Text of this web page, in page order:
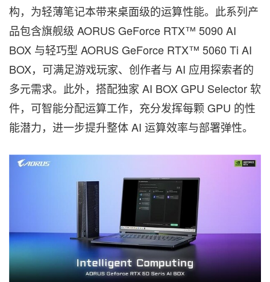
构，为轻薄笔记本带来桌面级的运算性能。此系列产
品包含旗舰级 AORUS GeForce RTX™ 5090 AI
BOX 与轻巧型 AORUS GeForce RTX™ 5060 Ti AI
BOX，可满足游戏玩家、创作者与 AI 应用探索者的
多元需求。此外，搭配独家 AI BOX GPU Selector 软
件，可智能分配运算工作，充分发挥每颗 GPU 的性
能潜力，进一步提升整体 AI 运算效率与部署弹性。